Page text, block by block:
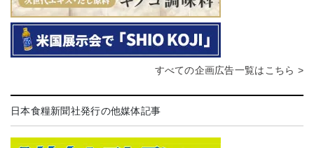
すべての企画広告一覧はこちら >
日本食糧新聞社発行の他媒体記事